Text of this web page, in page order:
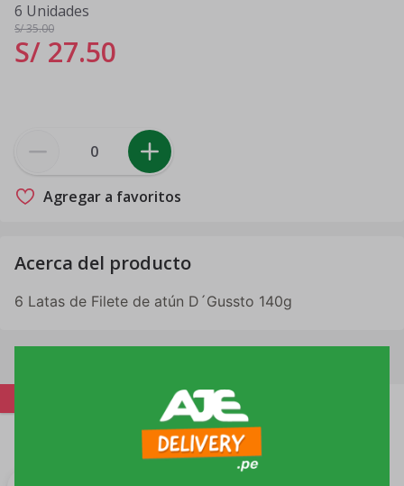
6 Unidades
S/ 35.00
S/ 27.50
Agregar a favoritos
Acerca del producto
6 Latas de Filete de atún D´Gussto 140g
D´Gussto Ketchup 100g
paquete de 4 unidades
S/ 11.20
S/ 10.00